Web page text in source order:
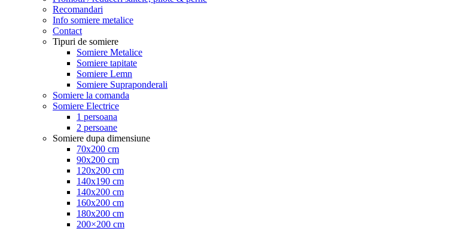
Recomandari
Info somiere metalice
Contact
Tipuri de somiere
Somiere Metalice
Somiere tapitate
Somiere Lemn
Somiere Supraponderali
Somiere la comanda
Somiere Electrice
1 persoana
2 persoane
Somiere dupa dimensiune
70x200 cm
90x200 cm
120x200 cm
140x190 cm
140x200 cm
160x200 cm
180x200 cm
200×200 cm